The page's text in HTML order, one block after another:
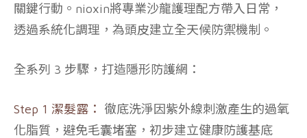
關鍵行動。nioxin將專業沙龍護理配方帶入日常，
透過系統化調理，為頭皮建立全天候防禦機制。
全系列 3 步驟，打造隱形防護網：
Step 1 潔髮露 ：
徹底洗淨因紫外線刺激產生的過氧
化脂質，避免毛囊堵塞，初步建立健康防護基底